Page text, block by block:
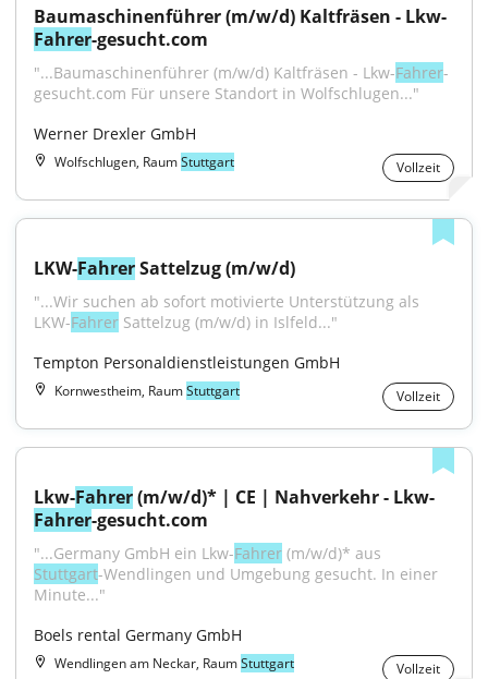
Baumaschinenführer (m/w/d) Kaltfräsen - Lkw-
Fahrer-gesucht.com
"...Baumaschinenführer (m/w/d) Kaltfräsen - Lkw-Fahrer-
gesucht.com Für unsere Standort in Wolfschlugen..."
Werner Drexler GmbH
Wolfschlugen, RaumStuttgart Vollzeit
LKW-Fahrer Sattelzug (m/w/d)
"...Wir suchen ab sofort motivierte Unterstützung als
LKW-Fahrer Sattelzug (m/w/d) in Islfeld..."
Tempton Personaldienstleistungen GmbH
Kornwestheim, RaumStuttgart Vollzeit
Lkw-Fahrer (m/w/d)* | CE | Nahverkehr - Lkw-
Fahrer-gesucht.com
"...Germany GmbH ein Lkw-Fahrer
Stuttgart-Wendlingen und Umgebung gesucht. In einer
Minute..."
Boels rental Germany GmbH
Wendlingen am Neckar, RaumStuttgart Vollzeit